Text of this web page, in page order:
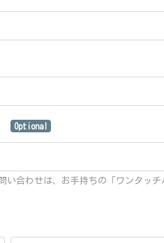
Optional
い合わせは、お手持ちの「ワンタッチ